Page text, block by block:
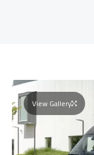
View Gallery